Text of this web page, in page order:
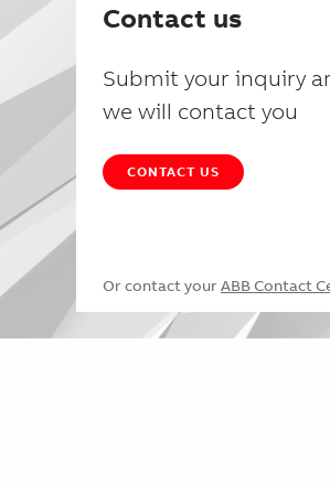
Contact us
Submit your inquiry
we will contact you
CONTACT US
Or contact your ABB Contact